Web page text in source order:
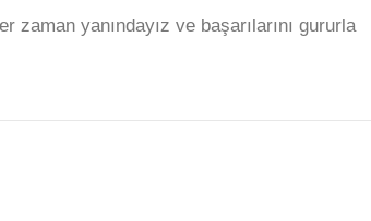
zaman yanındayız ve başarılarını gururla